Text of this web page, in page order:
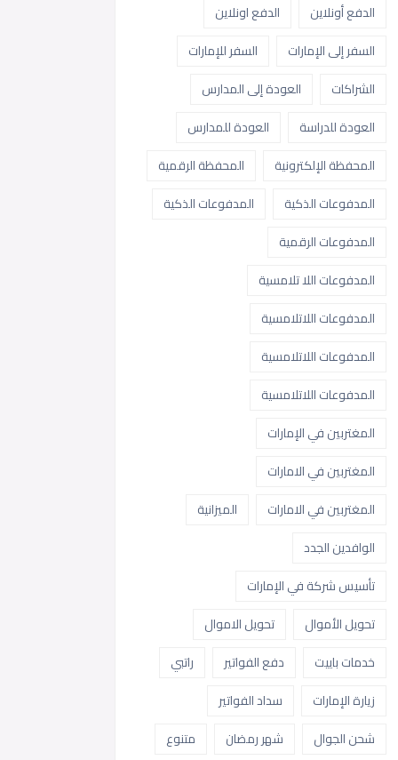
الدفع أونلاين
الدفع اونلاين
السفر إلى الإمارات
السفر للإمارات
الشراكات
العودة إلى المدارس
العودة للدراسة
العودة للمدارس
المحفظة الإلكترونية
المحفظة الرقمية
المدفوعات الذكية
المدفوعات الذكية
المدفوعات الرقمية
المدفوعات اللا تلامسية
المدفوعات اللاتلامسية
المدفوعات اللاتلامسية
المدفوعات اللاتلامسية
المغتربين في الإمارات
المغتربين في الامارات
المغتربين في الامارات
الميزانية
الوافدين الجدد
تأسيس شركة في الإمارات
تحويل الأموال
تحويل الاموال
خدمات باييت
دفع الفواتير
راتبي
زيارة الإمارات
سداد الفواتير
شحن الجوال
شهر رمضان متنوع